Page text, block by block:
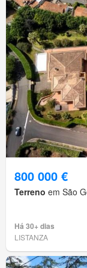
800 000 €
Terreno em São
Há 30+ dias
LISTANZA